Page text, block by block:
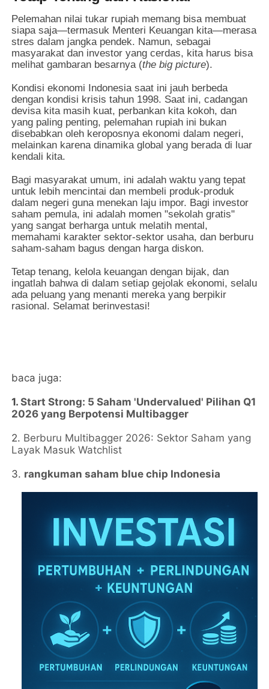
Pelemahan nilai tukar rupiah memang bisa membuat
siapa saja—termasuk Menteri Keuangan kita—merasa
stres dalam jangka pendek. Namun, sebagai
masyarakat dan investor yang cerdas, kita harus bisa
melihat gambaran besarnya (the big picture).
Kondisi ekonomi Indonesia saat ini jauh berbeda
dengan kondisi krisis tahun 1998. Saat ini, cadangan
devisa kita masih kuat, perbankan kita kokoh, dan
yang paling penting, pelemahan rupiah ini bukan
disebabkan oleh keroposnya ekonomi dalam negeri,
melainkan karena dinamika global yang berada di luar
kendali kita.
Bagi masyarakat umum, ini adalah waktu yang tepat
untuk lebih mencintai dan membeli produk-produk
dalam negeri guna menekan laju impor. Bagi investor
saham pemula, ini adalah momen "sekolah gratis"
yang sangat berharga untuk melatih mental,
memahami karakter sektor-sektor usaha, dan berburu
saham-saham bagus dengan harga diskon.
Tetap tenang, kelola keuangan dengan bijak, dan
ingatlah bahwa di dalam setiap gejolak ekonomi, selalu
ada peluang yang menanti mereka yang berpikir
rasional. Selamat berinvestasi!
baca juga:
1.Start Strong: 5 Saham 'Undervalued' Pilihan Q1
2026 yang Berpotensi Multibagger
2. Berburu Multibagger 2026: Sektor Saham yang
Layak Masuk Watchlist
3. rangkuman saham blue chip Indonesia